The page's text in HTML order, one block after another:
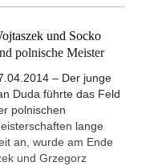
und Socko
polnische Meister
– Der junge
Duda führte das Feld
polnischen
lange
an, wurde am Ende
und Grzegorz